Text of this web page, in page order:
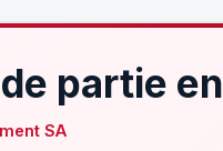
partie
SA